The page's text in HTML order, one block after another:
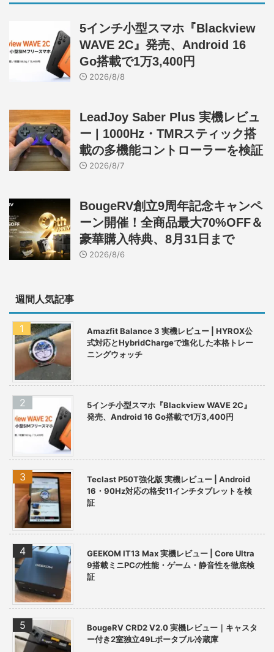
5インチ小型スマホ『Blackview
WAVE 2C』発売、Android 16
Go搭載で1万3,400円
2026/8/8
LeadJoy Saber Plus 実機レビュ
ー | 1000Hz・TMRスティック搭
載の多機能コントローラーを検証
2026/8/7
BougeRV創立9周年記念キャンペ
ーン開催！全商品最大70%OFF＆
豪華購入特典、8月31日まで
2026/8/6
週間人気記事
Amazfit Balance 3 実機レビュー | HYROX公
式対応とHybridChargeで進化した本格トレー
ニングウォッチ
5インチ小型スマホ『Blackview WAVE 2C』
発売、Android 16 Go搭載で1万3,400円
Teclast P50T強化版 実機レビュー | Android
16・90Hz対応の格安11インチタブレットを検
証
GEEKOM IT13 Max 実機レビュー | Core Ultra
9搭載ミニPCの性能・ゲーム・静音性を徹底検
証
BougeRV CRD2 V2.0 実機レビュー｜キャスタ
ー付き2室独立49Lポータブル冷蔵庫